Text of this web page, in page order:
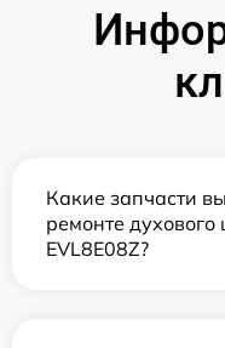
Какие запчасти
ремонте
EVL8E08Z?